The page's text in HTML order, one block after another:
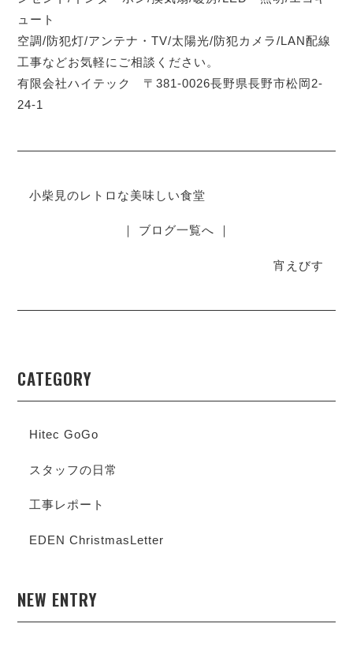
ュート
空調/防犯灯/アンテナ・TV/太陽光/防犯カメラ/LAN配線
工事などお気軽にご相談ください。
有限会社ハイテック 〒381-0026長野県長野市松岡2-
24-1
小柴見のレトロな美味しい食堂
｜ ブログ一覧へ ｜
宵えびす
CATEGORY
Hitec GoGo
スタッフの日常
工事レポート
EDEN ChristmasLetter
NEW ENTRY